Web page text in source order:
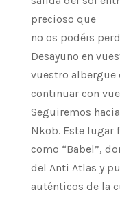
precioso que
no os podéis
Desayuno en
vuestro albergue
continuar con
Seguiremos
Nkob. Este lugar
como “Babel”,
del Anti Atlas y
auténticos de la